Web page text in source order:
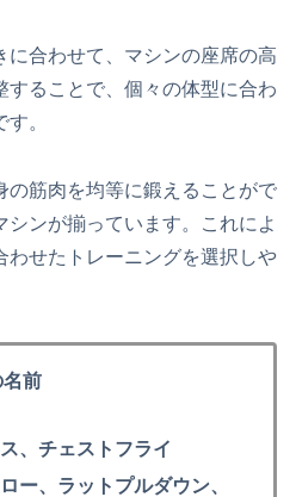
に合わせて、マシンの座席の高
することで、個々の体型に合わ
。
の筋肉を均等に鍛えることがで
シンが揃っています。これによ
わせたトレーニングを選択しや
前
、チェストフライ
ー、ラットプルダウン、